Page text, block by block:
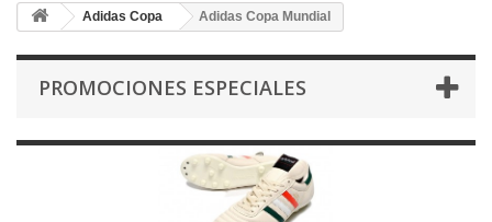
Adidas Copa Adidas Copa Mundial
PROMOCIONES ESPECIALES